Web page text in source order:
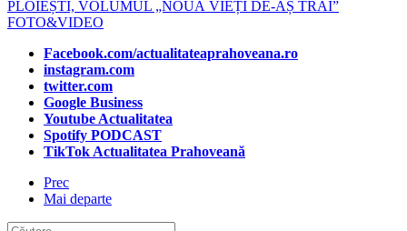
PLOIEȘTI, VOLUMUL „NOUĂ VIEȚI DE-AȘ TRĂI”
FOTO&VIDEO
Facebook.com/actualitateaprahoveana.ro
instagram.com
twitter.com
Google Business
Youtube Actualitatea
Spotify PODCAST
TikTok Actualitatea Prahoveană
Prec
Mai departe